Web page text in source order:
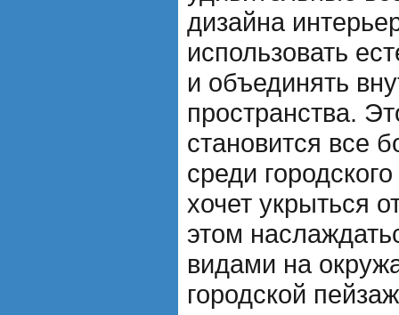
дизайна
использовать
и объединять
пространства.
становится все
среди
хочет укрыться
этом
видами на
городской